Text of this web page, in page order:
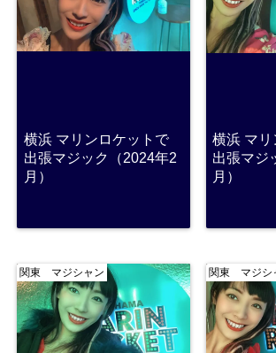
横浜 マリンロケットで
出張マジック（2024年2
月）
横浜 マ
出張マジ
月）
関東 マジシャン 関東 マジシ